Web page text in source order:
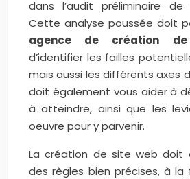
dans l’audit préliminaire
Cette analyse poussée doit
agence de création
d’identifier les failles
mais aussi les différents axes
doit également vous aider à
à atteindre, ainsi que les
oeuvre pour y parvenir.
La création de site web doit
des règles bien précises, à